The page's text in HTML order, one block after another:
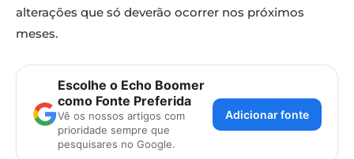
alterações que só deverão ocorrer nos próximos
meses.
Escolhe o Echo Boomer
como Fonte Preferida
Vê os nossos artigos com
prioridade sempre que
pesquisares no Google.
Adicionar fonte